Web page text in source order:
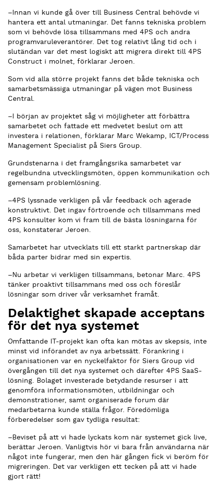
–Innan vi kunde gå över till Business Central behövde vi
hantera ett antal utmaningar. Det fanns tekniska problem
som vi behövde lösa tillsammans med 4PS och andra
programvaruleverantörer. Det tog relativt lång tid och i
slutändan var det mest logiskt att migrera direkt till 4PS
Construct i molnet, förklarar Jeroen.
Som vid alla större projekt fanns det både tekniska och
samarbetsmässiga utmaningar på vägen mot Business
Central.
–I början av projektet såg vi möjligheter att förbättra
samarbetet och fattade ett medvetet beslut om att
investera i relationen, förklarar Marc Wekamp, ICT/Process
Management Specialist på Siers Group.
Grundstenarna i det framgångsrika samarbetet var
regelbundna utvecklingsmöten, öppen kommunikation och
gemensam problemlösning.
–4PS lyssnade verkligen på vår feedback och agerade
konstruktivt. Det ingav förtroende och tillsammans med
4PS konsulter kom vi fram till de bästa lösningarna för
oss, konstaterar Jeroen.
Samarbetet har utvecklats till ett starkt partnerskap där
båda parter bidrar med sin expertis.
–Nu arbetar vi verkligen tillsammans, betonar Marc. 4PS
tänker proaktivt tillsammans med oss och föreslår
lösningar som driver vår verksamhet framåt.
Delaktighet skapade acceptans
för det nya systemet
Omfattande IT-projekt kan ofta kan mötas av skepsis, inte
minst vid införandet av nya arbetssätt. Förankring i
organisationen var en nyckelfaktor för Siers Group vid
övergången till det nya systemet och därefter 4PS SaaS-
lösning. Bolaget investerade betydande resurser i att
genomföra informationsmöten, utbildningar och
demonstrationer, samt organiserade forum där
medarbetarna kunde ställa frågor. Föredömliga
förberedelser som gav tydliga resultat:
–Beviset på att vi hade lyckats kom när systemet gick live,
berättar Jeroen. Vanligtvis hör vi bara från användarna när
något inte fungerar, men den här gången fick vi beröm för
migreringen. Det var verkligen ett tecken på att vi hade
gjort rätt!